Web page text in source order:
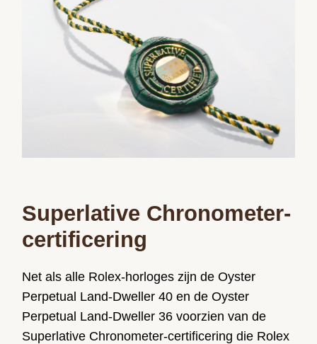
Superlative Chronometer-
certificering
Net als alle Rolex-horloges zijn de Oyster
Perpetual Land-Dweller 40 en de Oyster
Perpetual Land-Dweller 36 voorzien van de
Superlative Chronometer-certificering die Rolex